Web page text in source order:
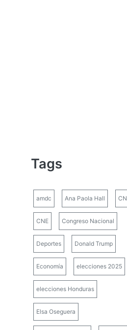
Tags
amdc Ana Paola Hall CN
CNE Congreso Nacional
Deportes Donald Trump
Economía elecciones 2025
elecciones Honduras
Elsa Oseguera